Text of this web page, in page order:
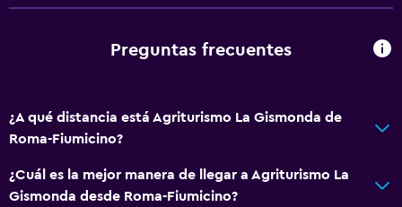
Muebles de exterior
Jardín
Accesibilidad y adecuación
Preguntas frecuentes
¿A qué distancia está Agriturismo La Gismonda de
Roma-Fiumicino?
¿Cuál es la mejor manera de llegar a Agriturismo La
Gismonda desde Roma-Fiumicino?